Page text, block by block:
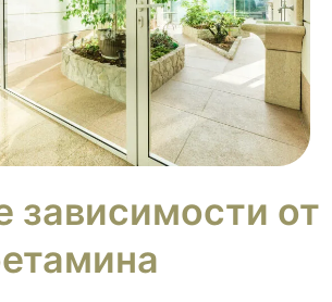
зависимости от